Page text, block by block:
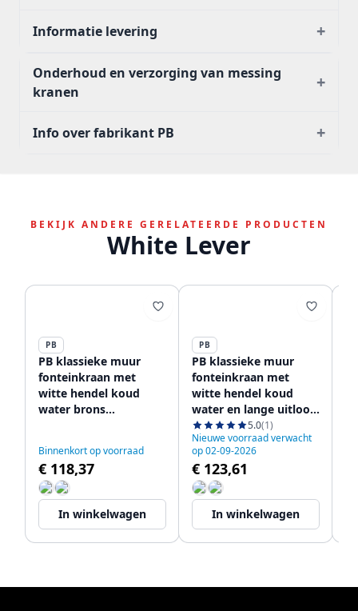
Informatie levering +
Onderhoud en verzorging van messing
kranen
+
Info over fabrikant PB +
BEKIJK ANDERE GERELATEERDE PRODUCTEN
White Lever
PB
PB klassieke muur
fonteinkraan met
witte hendel koud
water brons
Binnenkort op voorraad
€ 118,37
In winkelwagen
PB
PB klassieke muur
fonteinkraan met
witte hendel koud
water en lange uitloop
brons 1208853602
5.0(1)
Nieuwe voorraad verwacht
op 02-09-2026
€ 123,61
In winkelwagen